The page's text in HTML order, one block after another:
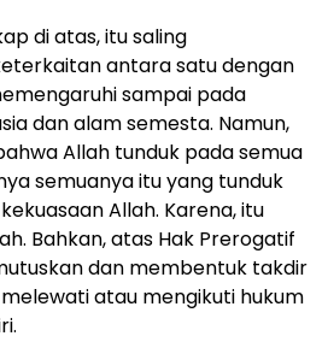
di atas, itu saling
antara satu dengan
sampai pada
dan alam semesta. Namun,
Allah tunduk pada semua
semuanya itu yang tunduk
Allah. Karena, itu
Bahkan, atas Hak Prerogatif
dan membentuk takdir
atau mengikuti hukum